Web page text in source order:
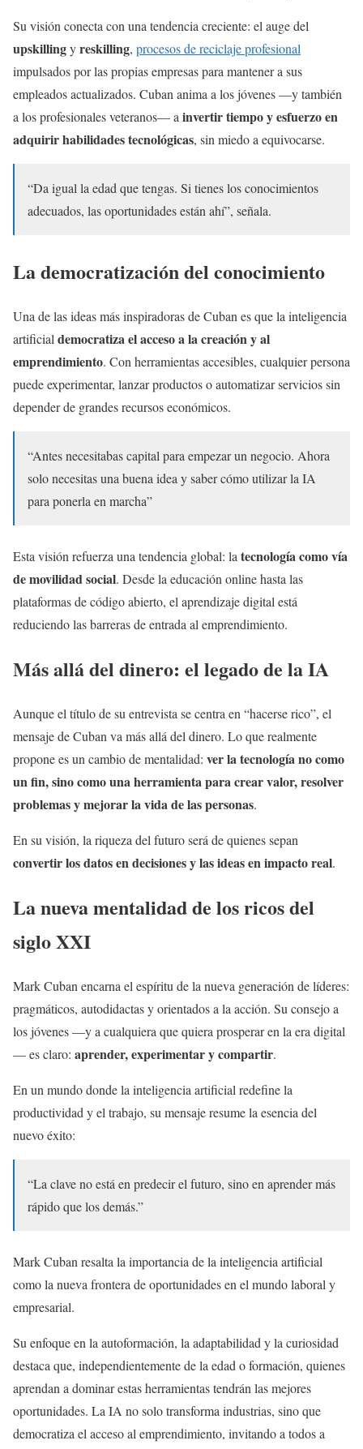
Su visión conecta con una tendencia creciente: el auge del
upskillingyreskilling, procesos de reciclaje profesional
impulsados por las propias empresas para mantener a sus
empleados actualizados. Cuban anima a los jóvenes —y también
a los profesionales veteranos— a invertir tiempo y esfuerzo en
adquirir habilidades tecnológicas, sin miedo a equivocarse.
“Da igual la edad que tengas. Si tienes los conocimientos
adecuados, las oportunidades están ahí”, señala.
La democratización del conocimiento
Una de las ideas más inspiradoras de Cuban es que la inteligencia
artificial democratiza el acceso a la creación y al
emprendimiento. Con herramientas accesibles, cualquier persona
puede experimentar, lanzar productos o automatizar servicios sin
depender de grandes recursos económicos.
“Antes necesitabas capital para empezar un negocio. Ahora
solo necesitas una buena idea y saber cómo utilizar la IA
para ponerla en marcha”
Esta visión refuerza una tendencia global: la tecnología como vía
de movilidad social. Desde la educación online hasta las
plataformas de código abierto, el aprendizaje digital está
reduciendo las barreras de entrada al emprendimiento.
Más allá del dinero: el legado de la IA
Aunque el título de su entrevista se centra en “hacerse rico”, el
mensaje de Cuban va más allá del dinero. Lo que realmente
propone es un cambio de mentalidad: ver la tecnología no como
un fin, sino como una herramienta para crear valor, resolver
problemas y mejorar la vida de las personas.
En su visión, la riqueza del futuro será de quienes sepan
convertir los datos en decisiones y las ideas en impacto real.
La nueva mentalidad de los ricos del
siglo XXI
Mark Cuban encarna el espíritu de la nueva generación de líderes:
pragmáticos, autodidactas y orientados a la acción. Su consejo a
los jóvenes —y a cualquiera que quiera prosperar en la era digital
— es claro: aprender, experimentar y compartir.
En un mundo donde la inteligencia artificial redefine la
productividad y el trabajo, su mensaje resume la esencia del
nuevo éxito:
“La clave no está en predecir el futuro, sino en aprender más
rápido que los demás.”
Mark Cuban resalta la importancia de la inteligencia artificial
como la nueva frontera de oportunidades en el mundo laboral y
empresarial.
Su enfoque en la autoformación, la adaptabilidad y la curiosidad
destaca que, independientemente de la edad o formación, quienes
aprendan a dominar estas herramientas tendrán las mejores
oportunidades. La IA no solo transforma industrias, sino que
democratiza el acceso al emprendimiento, invitando a todos a